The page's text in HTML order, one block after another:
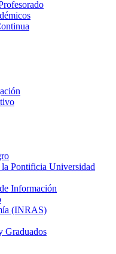
Pontificia Universidad
Información
(INRAS)
Graduados